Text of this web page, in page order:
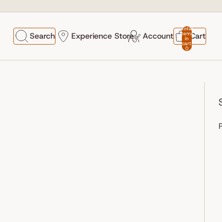
Search Experience Store Account
Total
items
in
cart:
0
Cart